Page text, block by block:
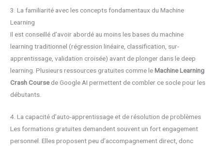
3. La familiarité avec les concepts fondamentaux du Machine
Learning
Il est conseillé d’avoir abordé au moins les bases du machine
learning traditionnel (régression linéaire, classification, sur-
apprentissage, validation croisée) avant de plonger dans le deep
learning. Plusieurs ressources gratuites comme leMachine Learning
Crash Coursede Google AI permettent de combler ce socle pour les
débutants.
4. La capacité d’auto-apprentissage et de résolution de problèmes
Les formations gratuites demandent souvent un fort engagement
personnel. Elles proposent peu d’accompagnement direct, donc